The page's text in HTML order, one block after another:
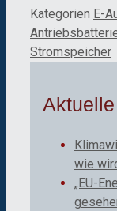
Kategorien E-
Stromspeicher
wie
„EU-